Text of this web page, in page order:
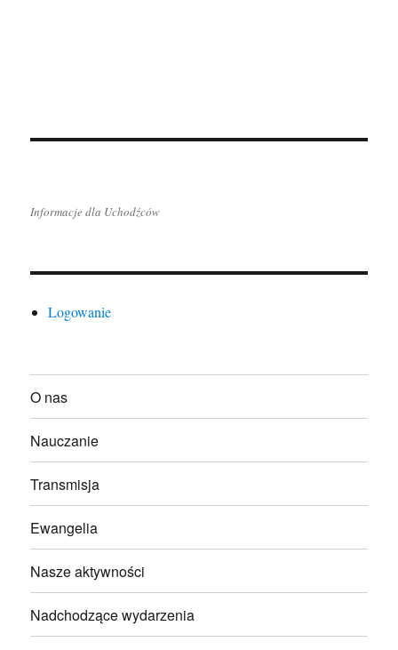
Informacje dla Uchodźców
Logowanie
O nas
Nauczanie
Transmisja
Ewangelia
Nasze aktywności
Nadchodzące wydarzenia